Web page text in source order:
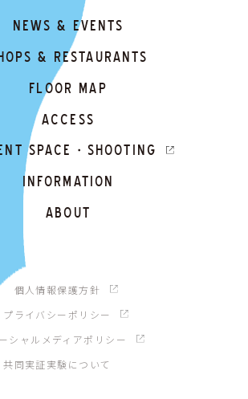
NEWS & EVENTS
& RESTAURANTS
FLOOR MAP
ACCESS
SPACE・SHOOTING
INFORMATION
ABOUT
個人情報保護方針
プライバシーポリシー
シャルメディアポリシー
共同実証実験について